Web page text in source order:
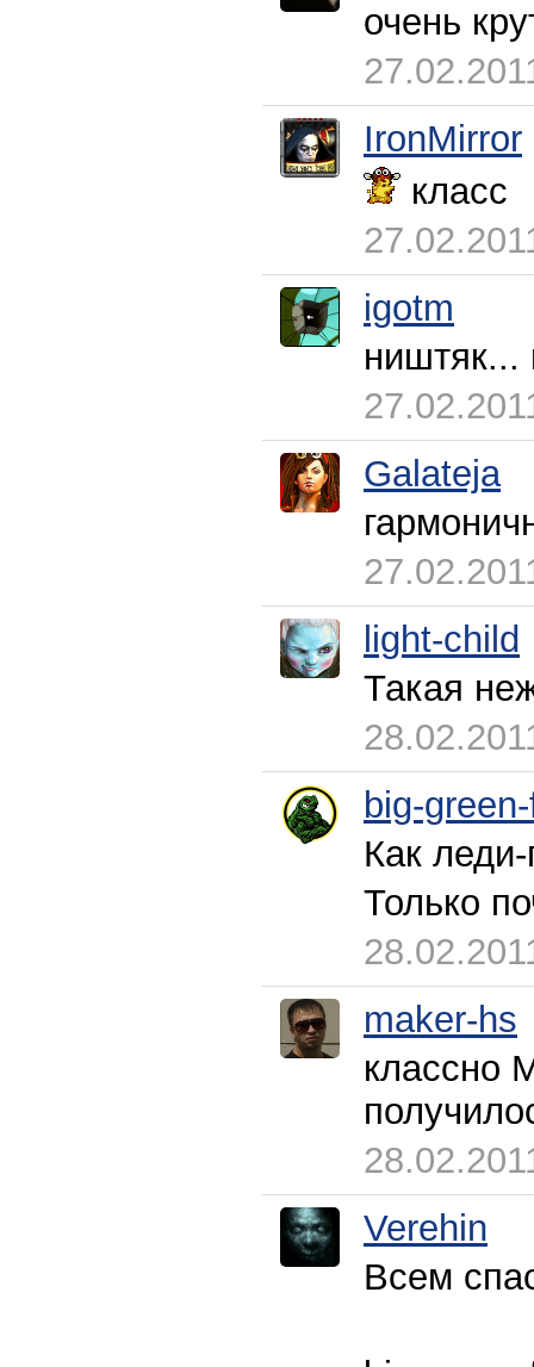
очень
IronMirror
класс
igotm
ништяк...
Galateja
light-child
Такая
big-
Как
Только
maker-hs
классно
Verehin
Всем